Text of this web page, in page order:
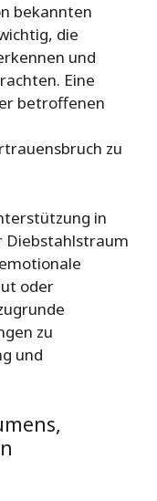
bekannten
die
und
Eine
betroffenen
zu
in
Diebstahlstraum
oder
zu
und